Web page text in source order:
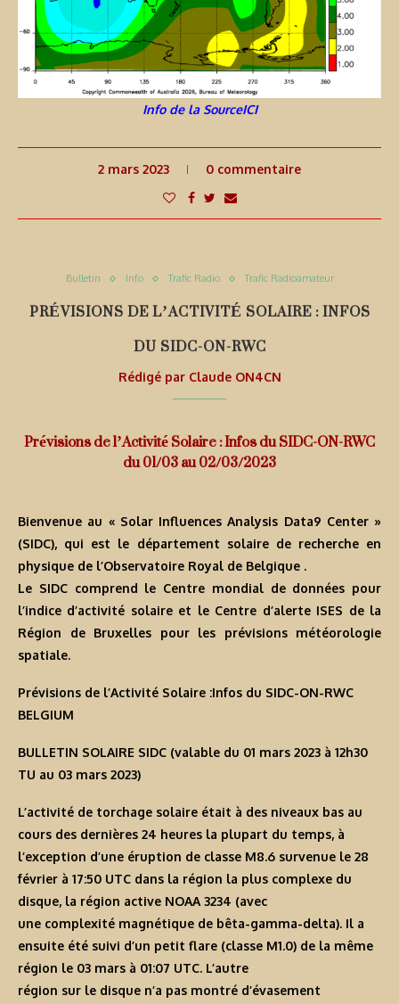
Info de la SourceICI
2 mars 2023 0 commentaire
Bulletin Info Trafic Radio Trafic Radioamateur
PRÉVISIONS DE L’ACTIVITÉ SOLAIRE : INFOS
DU SIDC-ON-RWC
Rédigé par Claude ON4CN
Prévisions de l’Activité Solaire : Infos du SIDC-ON-RWC
du 01/03 au 02/03/2023
Bienvenue au « Solar Influences Analysis Data9 Center »
(SIDC), qui est le département solaire de recherche en
physique de l’Observatoire Royal de Belgique .
Le SIDC comprend le Centre mondial de données pour
l’indice d’activité solaire et le Centre d’alerte ISES de la
Région de Bruxelles pour les prévisions météorologie
spatiale.
Prévisions de l’Activité Solaire :Infos du SIDC-ON-RWC
BELGIUM
BULLETIN SOLAIRE SIDC (valable du 01 mars 2023 à 12h30
TU au 03 mars 2023)
L’activité de torchage solaire était à des niveaux bas au
cours des dernières 24 heures la plupart du temps, à
l’exception d’une éruption de classe M8.6 survenue le 28
février à 17:50 UTC dans la région la plus complexe du
disque, la région active NOAA 3234 (avec
une complexité magnétique de bêta-gamma-delta). Il a
ensuite été suivi d’un petit flare (classe M1.0) de la même
région le 03 mars à 01:07 UTC. L’autre
région sur le disque n’a pas montré d’évasement